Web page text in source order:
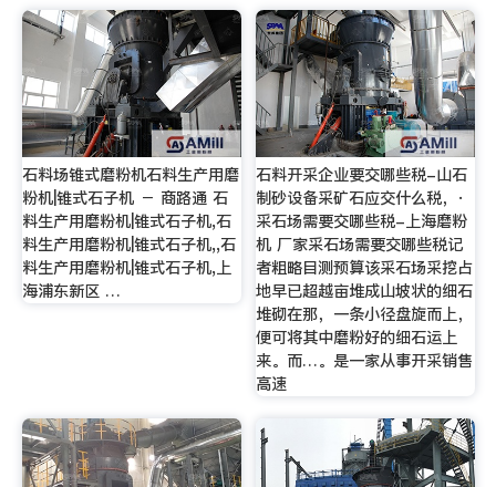
石料场锥式磨粉机石料生产用磨
粉机|锥式石子机 － 商路通 石
料生产用磨粉机|锥式石子机,石
料生产用磨粉机|锥式石子机,,石
料生产用磨粉机|锥式石子机,上
海浦东新区 …
石料开采企业要交哪些税-山石
制砂设备采矿石应交什么税，·
采石场需要交哪些税-上海磨粉
机 厂家采石场需要交哪些税记
者粗略目测预算该采石场采挖占
地早已超越亩堆成山坡状的细石
堆砌在那，一条小径盘旋而上，
便可将其中磨粉好的细石运上
来。而…。是一家从事开采销售
高速